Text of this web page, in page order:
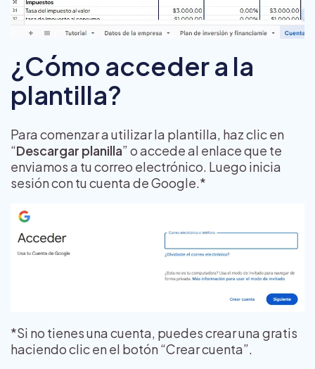
¿Cómo acceder a la
plantilla?
Para comenzar a utilizar la plantilla, haz clic en
“Descargar planilla” o accede al enlace que te
enviamos a tu correo electrónico. Luego inicia
sesión con tu cuenta de Google.*
*Si no tienes una cuenta, puedes crear una gratis
haciendo clic en el botón “Crear cuenta”.